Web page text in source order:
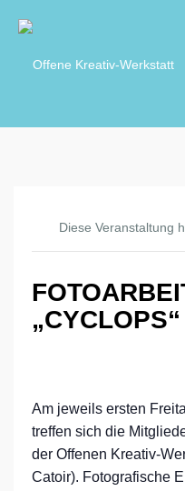
Diese Veranstaltung
Am jeweils ersten
treffen sich die
der Offenen Kreativ-
Catoir). Fotografische